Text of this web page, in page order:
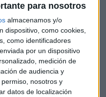
para nosotros
almacenamos y/o
dispositivo, como cookies,
como identificadores
por un dispositivo
medición de
de audiencia y
nosotros y
datos de localización
a Fernando Hafner,
Abierto de Capital